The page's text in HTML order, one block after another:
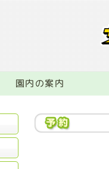
園内の案内